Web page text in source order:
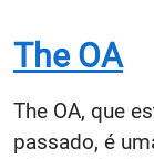
The OA
The OA, que
passado, é